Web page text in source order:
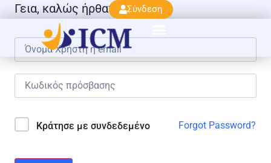
Σύνδεση
Γεια, καλώς ήρθατε πάλι!
Κράτησε με συνδεδεμένο Forgot Password?